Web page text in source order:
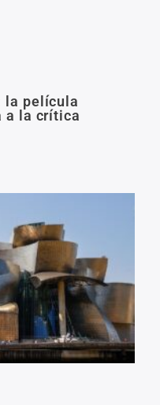
la película
a la crítica